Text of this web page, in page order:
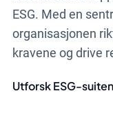
ESG. Med en
organisasjonen
kravene og drive
Utforsk ESG-suiten